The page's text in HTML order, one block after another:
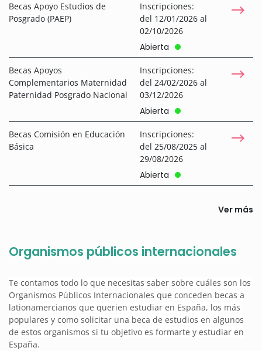
Becas Apoyo Estudios de
Posgrado (PAEP)
Inscripciones:
del 12/01/2026 al
02/10/2026
Abierta
Becas Apoyos
Complementarios Maternidad
Paternidad Posgrado Nacional
Inscripciones:
del 24/02/2026 al
03/12/2026
Abierta
Becas Comisión en Educación
Básica
Inscripciones:
del 25/08/2025 al
29/08/2026
Abierta
Ver más
Organismos públicos internacionales
Te contamos todo lo que necesitas saber sobre cuáles son los
Organismos Públicos Internacionales que conceden becas a
lationamercianos que querien estudiar en España, los más
populares y como solicitar una beca de estudios en algunos
de estos organismos si tu objetivo es formarte y estudiar en
España.